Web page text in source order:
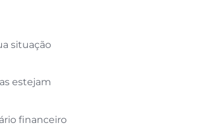
situação
estejam
financeiro